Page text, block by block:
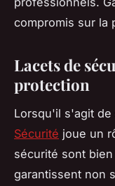
compromis sur la
Lacets de
protection
Lorsqu'il s'agit de
Sécurité joue un
sécurité sont
garantissent non